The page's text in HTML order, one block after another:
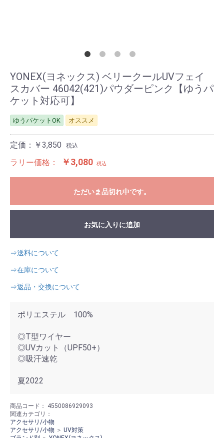
YONEX(ヨネックス) ベリークールUVフェイ
スカバー 46042(421)パウダーピンク【ゆうパ
ケット対応可】
ゆうパケットOK オススメ
定価：￥3,850 税込
ラリー価格： ￥3,080 税込
ただいま品切れ中です。
お気に入りに追加
⇒送料について
⇒在庫について
⇒返品・交換について
ポリエステル 100%
◎T型ワイヤー
◎UVカット（UPF50+）
◎吸汗速乾
夏2022
商品コード： 4550086929093
関連カテゴリ：
アクセサリ/小物
アクセサリ/小物 ＞ UV対策